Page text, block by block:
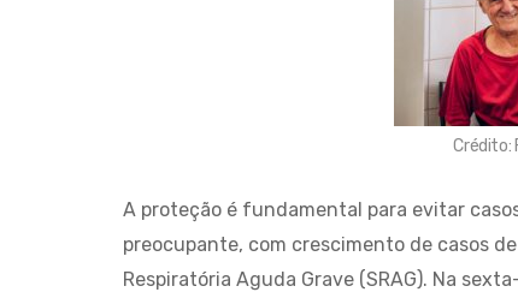
Crédito:
A proteção é fundamental para evitar
preocupante, com crescimento de casos
Respiratória Aguda Grave (SRAG). Na